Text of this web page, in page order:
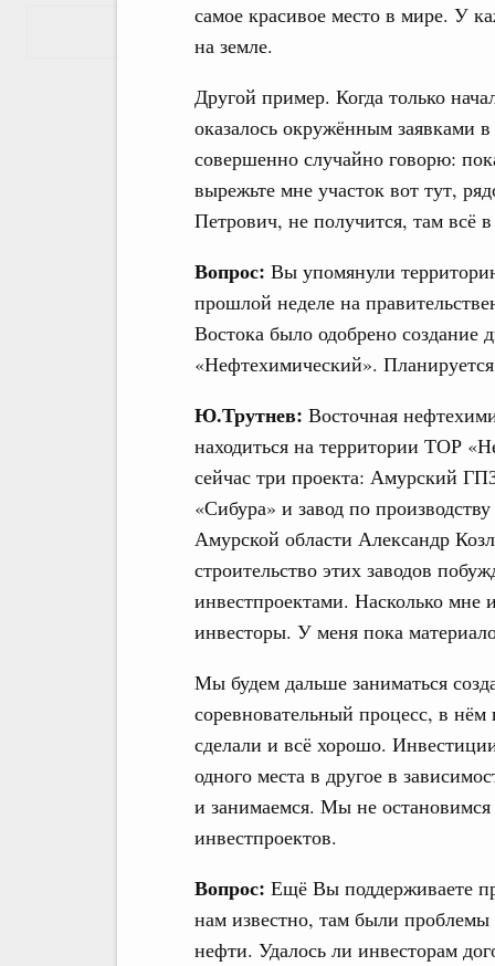
самое красивое место в мире. У
на земле.
Другой пример. Когда только
оказалось окружённым заявками
совершенно случайно говорю:
вырежьте мне участок вот тут,
Петрович, не получится, там всё
Вопрос: Вы упомянули
прошлой неделе на
Востока было одобрено
«Нефтехимический».
Ю.Трутнев: Восточная
находиться на территории ТОР
сейчас три проекта: Амурский
«Сибура» и завод по
Амурской области Александр
строительство этих заводов
инвестпроектами. Насколько мне
инвесторы. У меня пока
Мы будем дальше заниматься
соревновательный процесс, в нём
сделали и всё хорошо.
одного места в другое в
и занимаемся. Мы не
инвестпроектов.
Вопрос: Ещё Вы поддерживаете
нам известно, там были
нефти. Удалось ли инвесторам